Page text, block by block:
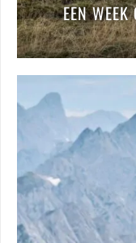
EEN